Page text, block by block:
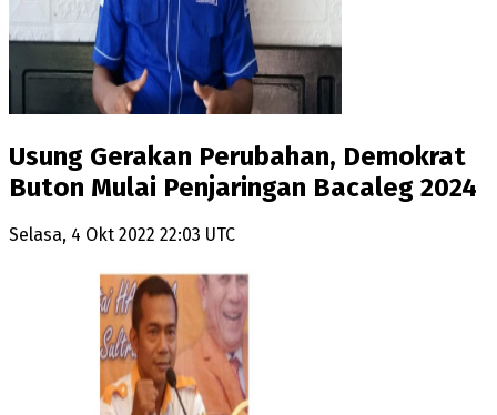
Usung Gerakan Perubahan, Demokrat
Buton Mulai Penjaringan Bacaleg 2024
Selasa, 4 Okt 2022 22:03 UTC